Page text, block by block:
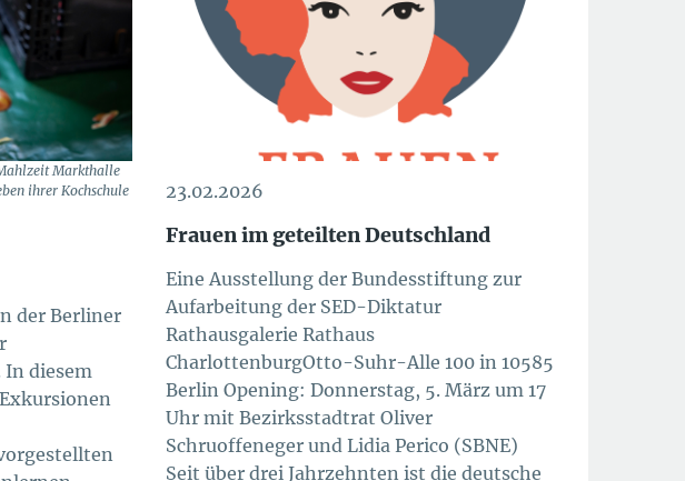
Markthalle
ihrer Kochschule
der Berliner
diesem
23.02.2026
Frauen im geteilten Deutschland
Eine Ausstellung der Bundesstiftung zur
Aufarbeitung der SED-Diktatur
Rathausgalerie Rathaus
CharlottenburgOtto-Suhr-Alle 100 in 10585
Berlin Opening: Donnerstag, 5. März um 17
Uhr mit Bezirksstadtrat Oliver
Schruoffeneger und Lidia Perico (SBNE)
Seit über drei Jahrzehnten ist die deutsche